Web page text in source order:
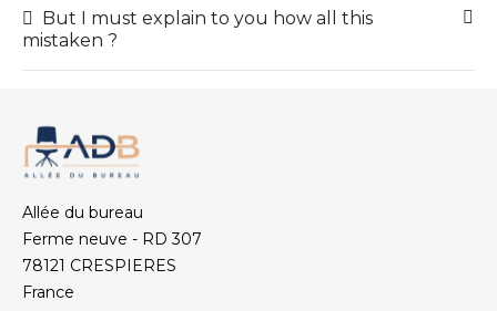
But I must explain to you how all this
mistaken ?
Allée du bureau
Ferme neuve - RD 307
78121 CRESPIERES
France